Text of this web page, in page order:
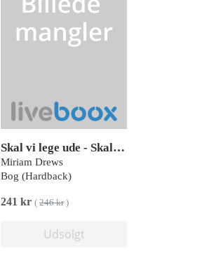
Skal vi lege ude - Skal vi lege butik
Miriam Drews
Bog (Hardback)
241 kr ( 246 kr)
Udsolgt